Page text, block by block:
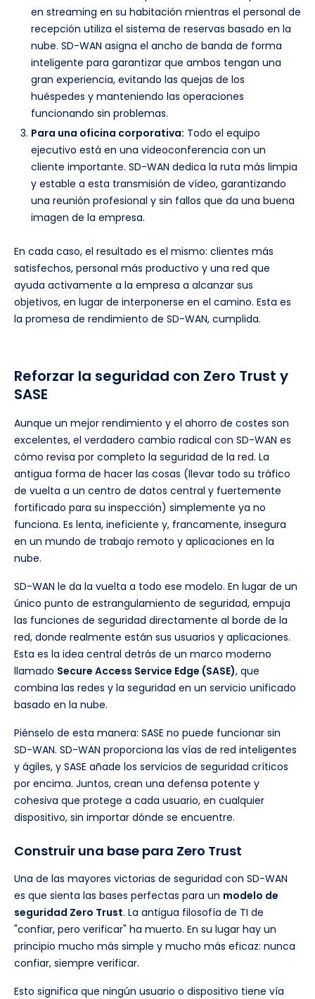
en streaming en su habitación mientras el personal de
recepción utiliza el sistema de reservas basado en la
nube. SD-WAN asigna el ancho de banda de forma
inteligente para garantizar que ambos tengan una
gran experiencia, evitando las quejas de los
huéspedes y manteniendo las operaciones
funcionando sin problemas.
Para una oficina corporativa: Todo el equipo
ejecutivo está en una videoconferencia con un
cliente importante. SD-WAN dedica la ruta más limpia
y estable a esta transmisión de vídeo, garantizando
una reunión profesional y sin fallos que da una buena
imagen de la empresa.
En cada caso, el resultado es el mismo: clientes más
satisfechos, personal más productivo y una red que
ayuda activamente a la empresa a alcanzar sus
objetivos, en lugar de interponerse en el camino. Esta es
la promesa de rendimiento de SD-WAN, cumplida.
Reforzar la seguridad con Zero Trust y
SASE
Aunque un mejor rendimiento y el ahorro de costes son
excelentes, el verdadero cambio radical con SD-WAN es
cómo revisa por completo la seguridad de la red. La
antigua forma de hacer las cosas (llevar todo su tráfico
de vuelta a un centro de datos central y fuertemente
fortificado para su inspección) simplemente ya no
funciona. Es lenta, ineficiente y, francamente, insegura
en un mundo de trabajo remoto y aplicaciones en la
nube.
SD-WAN le da la vuelta a todo ese modelo. En lugar de un
único punto de estrangulamiento de seguridad, empuja
las funciones de seguridad directamente al borde de la
red, donde realmente están sus usuarios y aplicaciones.
Esta es la idea central detrás de un marco moderno
llamado Secure Access Service Edge (SASE), que
combina las redes y la seguridad en un servicio unificado
basado en la nube.
Piénselo de esta manera: SASE no puede funcionar sin
SD-WAN. SD-WAN proporciona las vías de red inteligentes
y ágiles, y SASE añade los servicios de seguridad críticos
por encima. Juntos, crean una defensa potente y
cohesiva que protege a cada usuario, en cualquier
dispositivo, sin importar dónde se encuentre.
Construir una base para Zero Trust
Una de las mayores victorias de seguridad con SD-WAN
es que sienta las bases perfectas para un modelo de
seguridad Zero Trust. La antigua filosofía de TI de
"confiar, pero verificar" ha muerto. En su lugar hay un
principio mucho más simple y mucho más eficaz: nunca
confiar, siempre verificar.
Esto significa que ningún usuario o dispositivo tiene vía